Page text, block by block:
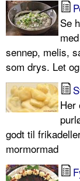
Se
sennep, melis,
som drys. Let
Her
godt til
mormormad